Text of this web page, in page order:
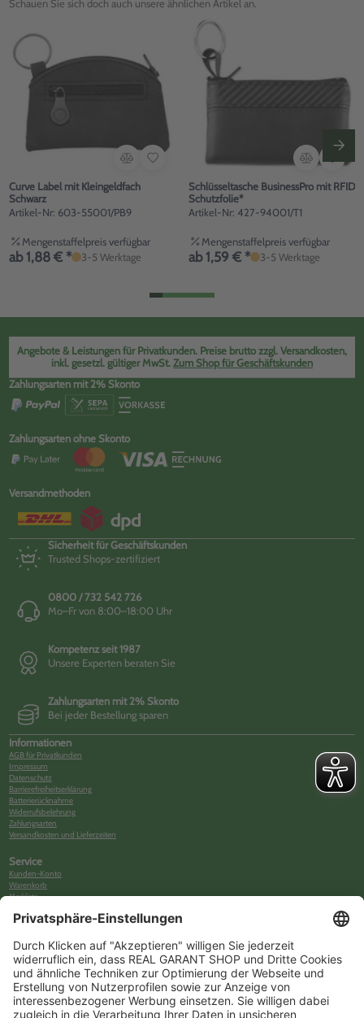
Schauen Sie sich doch auch unsere ähnlichen Artikel an.
Curve Label mit Kleingeldfach
Schwarz
Artikel-Nr: 603-55001/PB9
Mengenstaffelpreis verfügbar
ab 1,88 € * 3-5 Werktage
Schlüsseltasche BusinessPro mit RFID
Schutzfolie*
Artikel-Nr: 427-94001/T1
Mengenstaffelpreis verfügbar
ab 1,59 € * 3-5 Werktage
Angebote & Leistungen für Privatkunden. Preise brutto zzgl. Versandkosten,
inkl. gesetzl. gültiger MwSt. Zum Shop für Geschäftskunden
Zahlungsarten mit 2% Skonto
Zahlungsarten ohne Skonto
Versandmethoden
Sicherheit für Geschäftskunden
Trusted Shops-zertifiziert
0800 / 732 542 726
Mo–Fr von 8:00–18:00 Uhr
Kompetenz seit 1987
Unsere Experten beraten Sie
Zahlungsarten mit 2% Skonto
Bei jeder Bestellung sparen
Informationen
AGB für Privatkunden
Impressum
Datenschutz
Barrierefreiheitserklärung
Batterierücknahme
Widerrufsbelehrung
Zahlungsarten
Versandkosten und Lieferzeiten
Service
Kunden-Konto
Warenkorb
Merkliste
Newsletter
FAQs
Über uns
Kategorien
Betriebsorganisation (52)
Schlüsselorganisation (140)
Reifenorganisation (35)